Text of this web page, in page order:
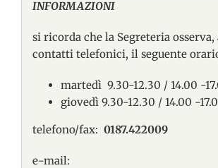
INFORMAZIONI
si ricorda che la Segreteria osserva,
contatti telefonici, il seguente
martedì 9.30-12.30 / 14.00 -
giovedì 9.30-12.30 / 14.00 -
telefono/fax: 0187.422009
e-mail: